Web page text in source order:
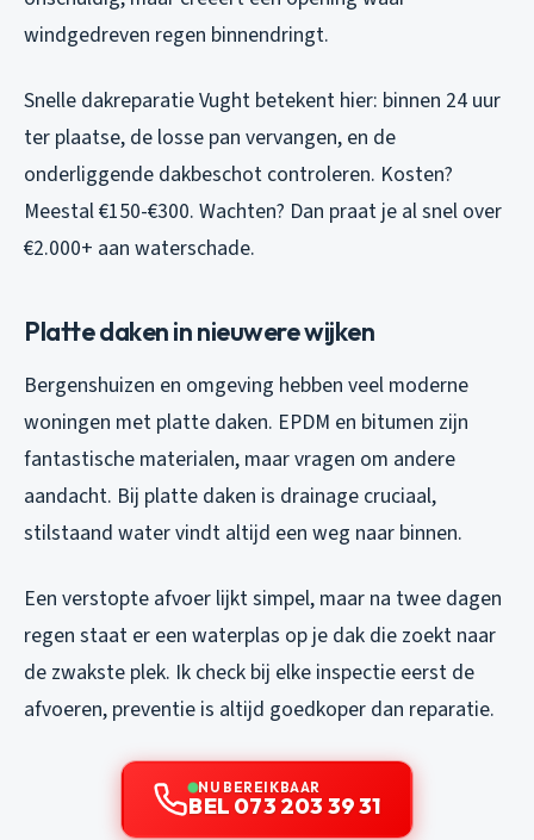
windgedreven regen binnendringt.
Snelle dakreparatie Vught betekent hier: binnen 24 uur
ter plaatse, de losse pan vervangen, en de
onderliggende dakbeschot controleren. Kosten?
Meestal €150-€300. Wachten? Dan praat je al snel over
€2.000+ aan waterschade.
Platte daken in nieuwere wijken
Bergenshuizen en omgeving hebben veel moderne
woningen met platte daken. EPDM en bitumen zijn
fantastische materialen, maar vragen om andere
aandacht. Bij platte daken is drainage cruciaal,
stilstaand water vindt altijd een weg naar binnen.
Een verstopte afvoer lijkt simpel, maar na twee dagen
regen staat er een waterplas op je dak die zoekt naar
de zwakste plek. Ik check bij elke inspectie eerst de
afvoeren, preventie is altijd goedkoper dan reparatie.
NU BEREIKBAAR
BEL 073 203 39 31